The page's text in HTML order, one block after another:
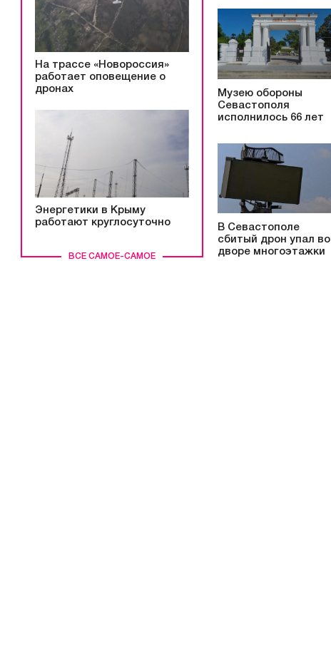
ВСЕ САМОЕ-САМОЕ
На трассе «Новороссия»
работает оповещение о
дронах
Энергетики в Крыму
работают круглосуточно
Музею обороны
Севастополя
исполнилось 66 лет
В Севастополе
сбитый дрон упал во
дворе многоэтажки